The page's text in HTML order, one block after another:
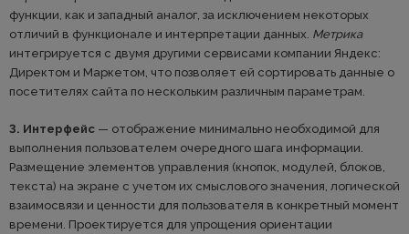
функции, как и западный аналог, за исключением некоторых
отличий в функционале и интерпретации данных. Метрика
интегрируется с двумя другими сервисами компании Яндекс:
Директом и Маркетом, что позволяет ей сортировать данные о
посетителях сайта по нескольким различным параметрам.
3. Интерфейс — отображение минимально необходимой для
выполнения пользователем очередного шага информации.
Размещение элементов управления (кнопок, модулей, блоков,
текста) на экране с учетом их смыслового значения, логической
взаимосвязи и ценности для пользователя в конкретный момент
времени. Проектируется для упрощения ориентации